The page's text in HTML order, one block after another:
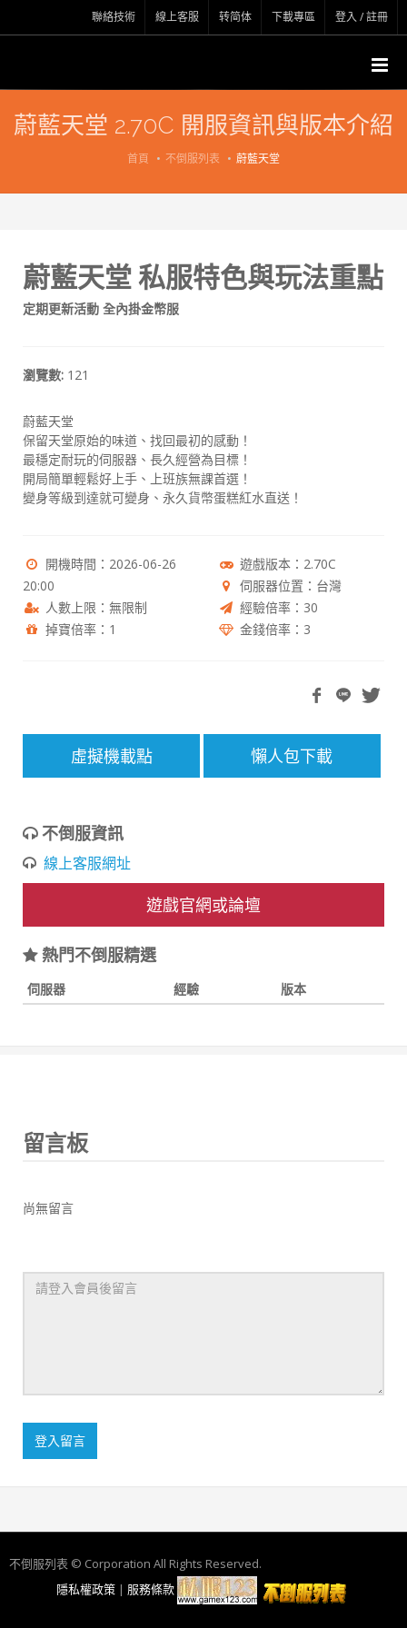
聯絡技術 線上客服 转简体 下載專區 登入 / 註冊
蔚藍天堂 2.70C 開服資訊與版本介紹
首頁 不倒服列表 蔚藍天堂
蔚藍天堂 私服特色與玩法重點
定期更新活動 全內掛金幣服
瀏覽數: 121
蔚藍天堂
保留天堂原始的味道、找回最初的感動！
最穩定耐玩的伺服器、長久經營為目標！
開局簡單輕鬆好上手、上班族無課首選！
變身等級到達就可變身、永久貨幣蛋糕紅水直送！
開機時間：2026-06-26
20:00
遊戲版本：2.70C
伺服器位置：台灣
人數上限：無限制
經驗倍率：30
掉寶倍率：1
金錢倍率：3
虛擬機載點 懶人包下載
不倒服資訊
線上客服網址
遊戲官網或論壇
熱門不倒服精選
伺服器 經驗 版本
留言板
尚無留言
登入留言
不倒服列表 © Corporation All Rights Reserved.
隱私權政策 | 服務條款